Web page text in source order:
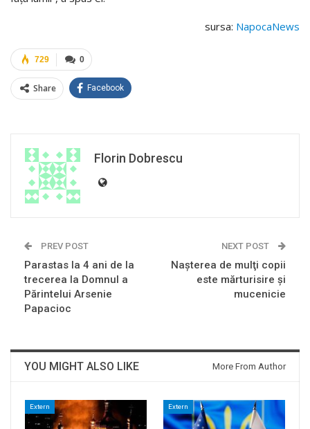
sursa: NapocaNews
0
729
Share Facebook
Florin Dobrescu
PREV POST
Parastas la 4 ani de la
trecerea la Domnul a
Părintelui Arsenie
Papacioc
NEXT POST
Naşterea de mulţi copii
este mărturisire şi
mucenicie
YOU MIGHT ALSO LIKE More From Author
Extern Extern